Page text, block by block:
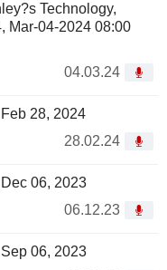
Technology,
Mar-04-2024 08:00
04.03.24
28, 2024
28.02.24
06, 2023
06.12.23
06, 2023